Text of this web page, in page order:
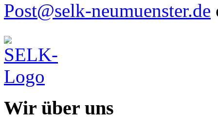
Post@selk-neumuenster.de
Wir über uns